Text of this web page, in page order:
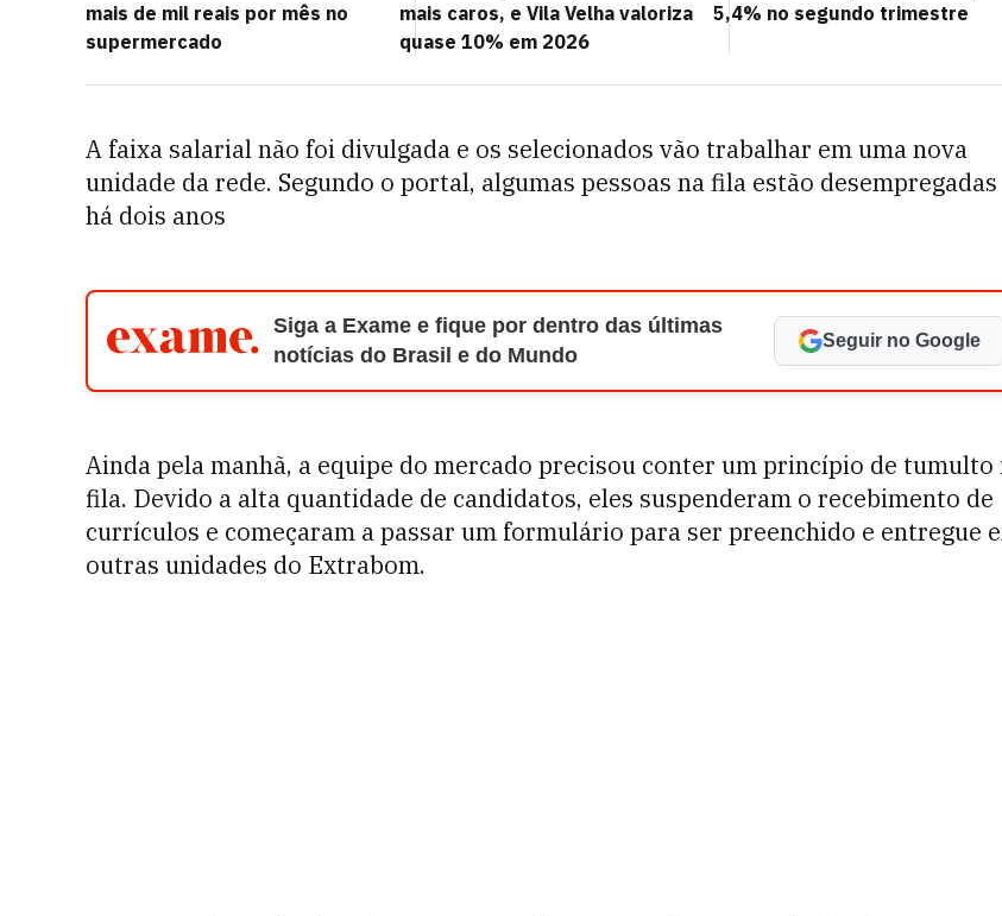
mais de mil reais por mês no
supermercado
mais caros, e Vila Velha valoriza
quase 10% em 2026
5,4% no segundo trimestre
A faixa salarial não foi divulgada e os selecionados vão trabalhar em uma nova
unidade da rede. Segundo o portal, algumas pessoas na fila estão desempregadas
há dois anos
Siga a Exame e fique por dentro das últimas
notícias do Brasil e do Mundo
Seguir no Google
Ainda pela manhã, a equipe do mercado precisou conter um princípio de tumulto
fila. Devido a alta quantidade de candidatos, eles suspenderam o recebimento de
currículos e começaram a passar um formulário para ser preenchido e entregue
outras unidades do Extrabom.